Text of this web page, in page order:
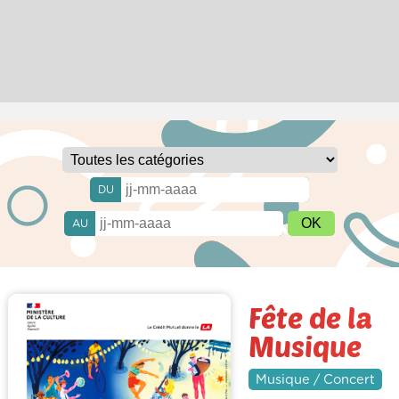
DU
AU
Fête de la
Musique
Musique / Concert